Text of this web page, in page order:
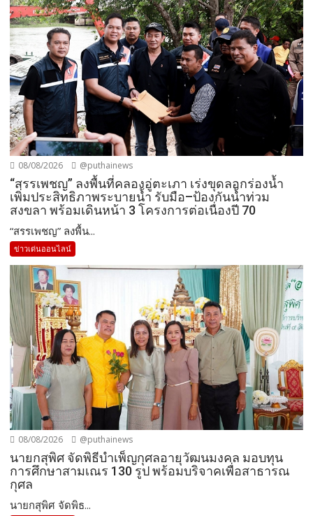
08/08/2026 @puthainews
“สรรเพชญ” ลงพื้นที่คลองอู่ตะเภา เร่งขุดลอกร่องน้ำ
เพิ่มประสิทธิภาพระบายน้ำ รับมือ–ป้องกันน้ำท่วม
สงขลา พร้อมเดินหน้า 3 โครงการต่อเนื่องปี 70
“สรรเพชญ” ลงพื้น...
ข่าวเด่นออนไลน์
08/08/2026 @puthainews
นายกสุพิศ จัดพิธีบำเพ็ญกุศลอายุวัฒนมงคล มอบทุน
การศึกษาสามเณร 130 รูป พร้อมบริจาคเพื่อสาธารณ
กุศล
นายกสุพิศ จัดพิธ...